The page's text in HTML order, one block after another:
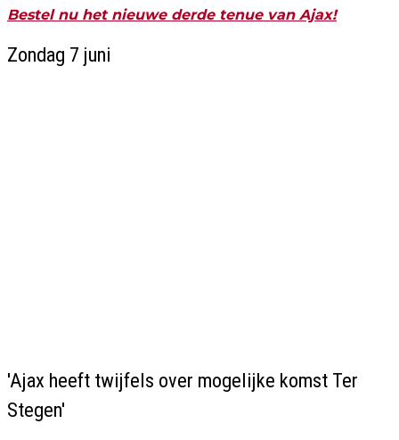
Bestel nu het nieuwe derde tenue van Ajax!
Zondag 7 juni
'Ajax heeft twijfels over mogelijke komst Ter
Stegen'